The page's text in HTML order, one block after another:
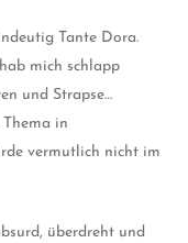
Tante Dora.
mich schlapp
und Strapse…
in
vermutlich nicht im
überdreht und